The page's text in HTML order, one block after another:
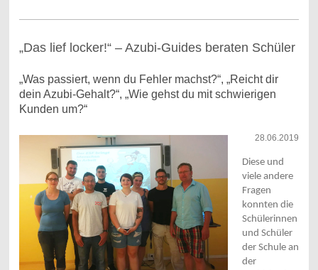
„Das lief locker!“ – Azubi-Guides beraten Schüler
„Was passiert, wenn du Fehler machst?“, „Reicht dir
dein Azubi-Gehalt?“, „Wie gehst du mit schwierigen
Kunden um?“
28.06.2019
Diese und
viele andere
Fragen
konnten die
Schülerinnen
und Schüler
der Schule an
der